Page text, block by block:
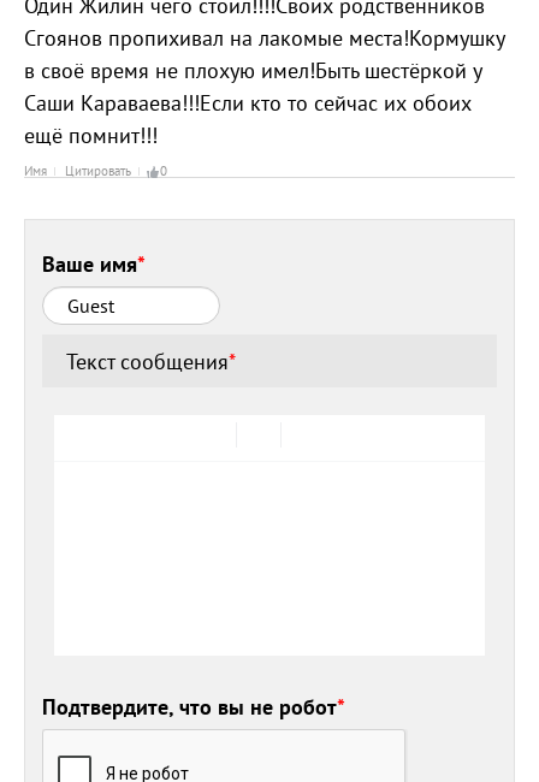
Сгоянов пропихивал на лакомые места!Кормушку
в своё время не плохую имел!Быть шестёркой у
Саши Караваева!!!Если кто то сейчас их обоих
ещё помнит!!!
Имя Цитировать 0
Ваше имя*
Текст сообщения*
Подтвердите, что вы не робот*